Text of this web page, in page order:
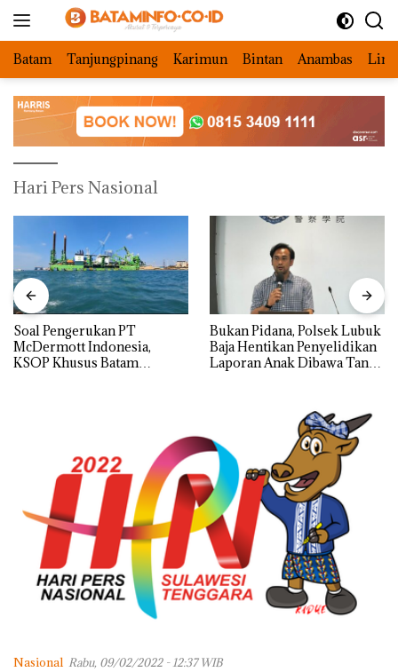
Batam Tanjungpinang Karimun Bintan Anambas
Hari Pers Nasional
‎Soal Pengerukan PT
McDermott Indonesia,
KSOP Khusus Batam
Bukan Pidana, Polsek Lubuk
Baja Hentikan Penyelidikan
Laporan Anak Dibawa Tanpa
Nasional Rabu, 09/02/2022 - 12:37 WIB